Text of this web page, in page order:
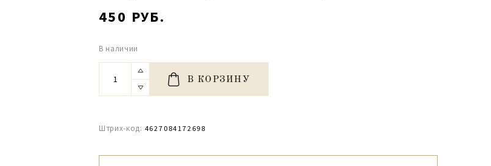
450 РУБ.
В наличии
В КОРЗИНУ
Штрих-код: 4627084172698